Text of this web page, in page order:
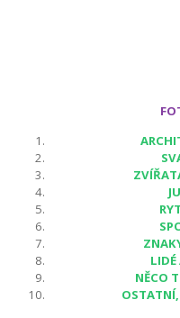
LIDÉ
NĚCO
OSTATNÍ,